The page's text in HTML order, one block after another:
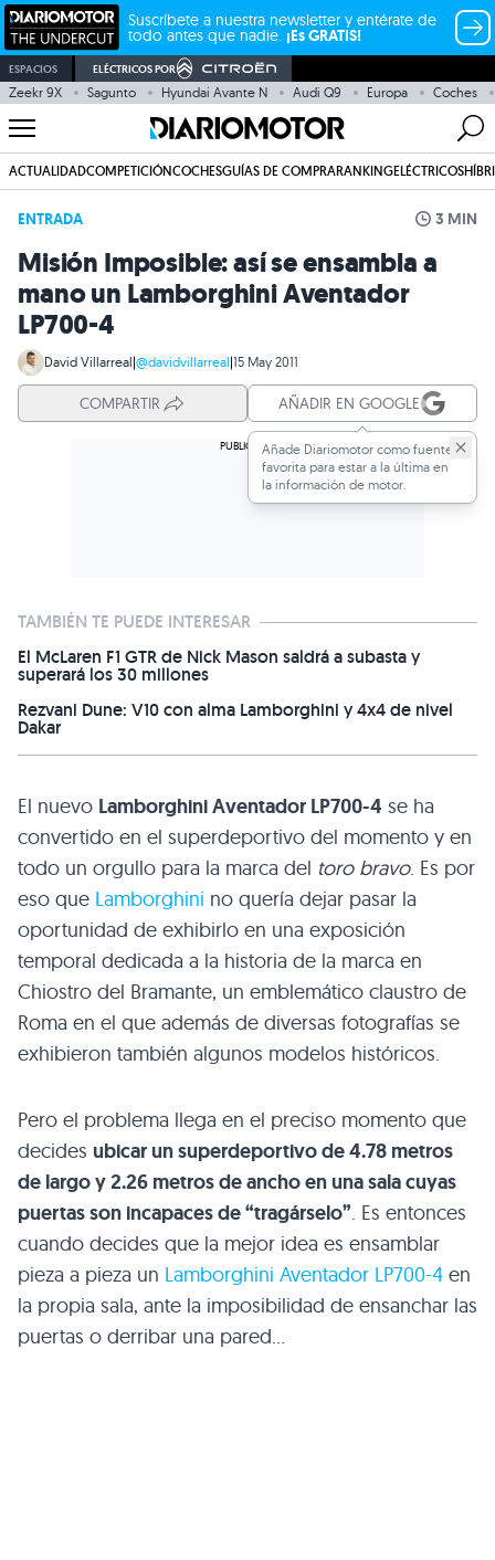
Suscríbete a nuestra newsletter y entérate de
todo antes que nadie. ¡Es GRATIS!
ESPACIOS ELÉCTRICOS POR
Zeekr 9X Sagunto Hyundai Avante N Audi Q9 Europa Coches
ACTUALIDADCOMPETICIÓNCOCHESGUÍAS DE COMPRARANKINGELÉCTRICOS
ENTRADA 3 MIN
Misión Imposible: así se ensambla a
mano un Lamborghini Aventador
LP700-4
David Villarreal|@davidvillarreal|15 May 2011
COMPARTIR AÑADIR EN GOOGLE
Añade Diariomotor como fuente
favorita para estar a la última en
la información de motor.
TAMBIÉN TE PUEDE INTERESAR
El McLaren F1 GTR de Nick Mason saldrá a subasta y
superará los 30 millones
Rezvani Dune: V10 con alma Lamborghini y 4x4 de nivel
Dakar
El nuevo Lamborghini Aventador LP700-4 se ha
convertido en el superdeportivo del momento y en
todo un orgullo para la marca del toro bravo. Es por
eso que Lamborghini no quería dejar pasar la
oportunidad de exhibirlo en una exposición
temporal dedicada a la historia de la marca en
Chiostro del Bramante, un emblemático claustro de
Roma en el que además de diversas fotografías se
exhibieron también algunos modelos históricos.
Pero el problema llega en el preciso momento que
decides ubicar un superdeportivo de 4.78 metros
de largo y 2.26 metros de ancho en una sala cuyas
puertas son incapaces de “tragárselo”. Es entonces
cuando decides que la mejor idea es ensamblar
pieza a pieza un Lamborghini Aventador LP700-4 en
la propia sala, ante la imposibilidad de ensanchar las
puertas o derribar una pared…